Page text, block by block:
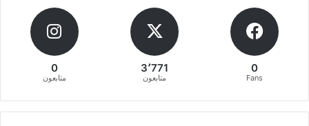
0
Fans
3٬771
متابعون
0
متابعون